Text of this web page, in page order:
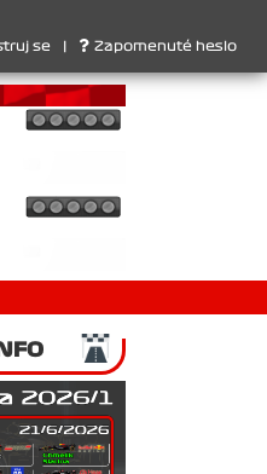
SprintCup - 1. Jan Nováček
se Zapomenuté heslo